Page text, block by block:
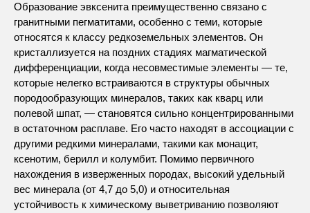
Образование эвксенита преимущественно связано с
гранитными пегматитами, особенно с теми, которые
относятся к классу редкоземельных элементов. Он
кристаллизуется на поздних стадиях магматической
дифференциации, когда несовместимые элементы — те,
которые нелегко встраиваются в структуры обычных
породообразующих минералов, таких как кварц или
полевой шпат, — становятся сильно концентрированными
в остаточном расплаве. Его часто находят в ассоциации с
другими редкими минералами, такими как монацит,
ксенотим, берилл и колумбит. Помимо первичного
нахождения в изверженных породах, высокий удельный
вес минерала (от 4,7 до 5,0) и относительная
устойчивость к химическому выветриванию позволяют